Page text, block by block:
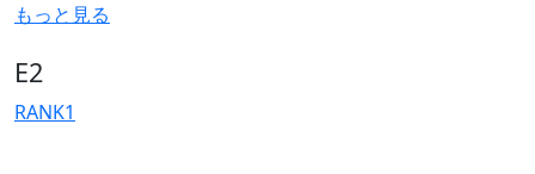
もっと見る
E2
RANK1